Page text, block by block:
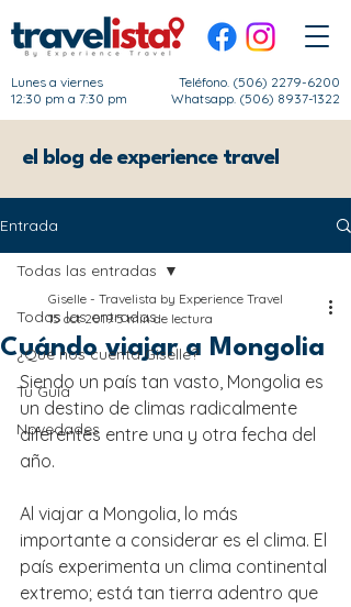
Lunes a viernes
12:30 pm a 7:30 pm
Teléfono. (506) 2279-6200
Whatsapp. (506) 8937-1322
el blog de experience travel
Entrada
Todas las entradas
¿Qué nos cuenta Giselle?
Tu Guía
Novedades
Todas las entradas
Cuándo viajar a Mongolia
Giselle - Travelista by Experience Travel
15 oct 20195 min de lectura
Siendo un país tan vasto, Mongolia es
un destino de climas radicalmente
diferentes entre una y otra fecha del
año.
Al viajar a Mongolia, lo más
importante a considerar es el clima. El
país experimenta un clima continental
extremo; está tan tierra adentro que